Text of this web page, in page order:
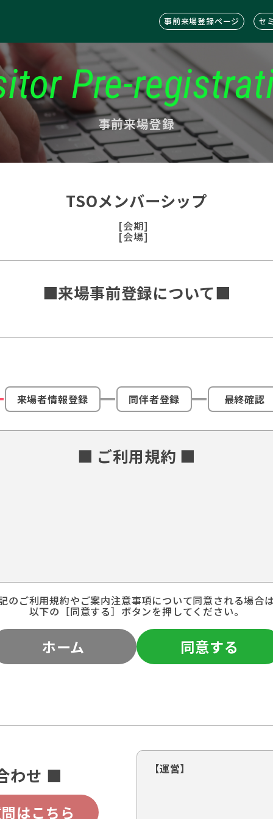
事前来場登録ページ セ
Pre-
事前来場登録
TSOメンバーシップ
[会期]
[会場]
■来場事前登録について■
来場者情報登録 同伴者登録 最終確認
■ ご利用規約 ■
のご利用規約やご案内注意事項について同意される場合
以下の［同意する］ボタンを押してください。
ホーム 同意する
わせ ■
はこちら
【運営】